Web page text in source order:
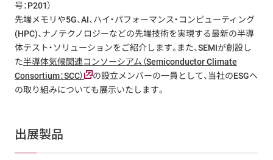
号：P201）
先端メモリや5G、AI、ハイ・パフォーマンス・コンピューティング
(HPC)、ナノテクノロジーなどの先端技術を実現する最新の半導
体テスト・ソリューションをご紹介します。また、SEMIが創設し
た半導体気候関連コンソーシアム（Semiconductor Climate
Consortium：SCC）
の設立メンバーの一員として、当社のESGへ
の取り組みについても展示いたします。
出展製品